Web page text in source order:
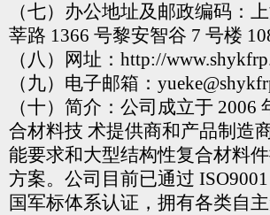
（七）办公地址及邮政编码：
莘路 1366 号黎安智谷 7 号楼
（八）网址：http://
（九）电子邮箱：
（十）简介：公司成立于 2006
合材料技 术提供商和产品制造
能要求和大型结构性复合材料
方案。公司目前已通过 ISO9001
国军标体系认证，拥有各类自